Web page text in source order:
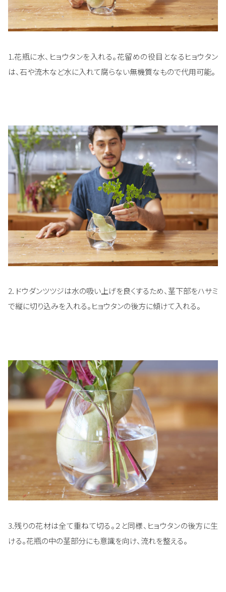
1.花瓶に水、ヒョウタンを入れる。花留めの役目となるヒョウタン
は、石や流木など水に入れて腐らない無機質なもので代用可能。
2. ドウダンツツジは水の吸い上げを良くするため、茎下部をハサミ
で縦に切り込みを入れる。ヒョウタンの後方に傾けて入れる。
3.残りの花材は全て重ねて切る。２と同様、ヒョウタンの後方に生
ける。花瓶の中の茎部分にも意識を向け、流れを整える。